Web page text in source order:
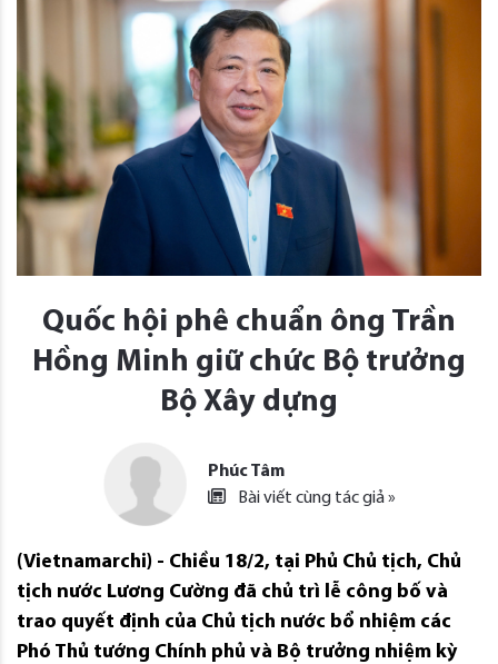
Quốc hội phê chuẩn ông Trần
Hồng Minh giữ chức Bộ trưởng
Bộ Xây dựng
Phúc Tâm
Bài viết cùng tác giả »
(Vietnamarchi) - Chiều 18/2, tại Phủ Chủ tịch, Chủ
tịch nước Lương Cường đã chủ trì lễ công bố và
trao quyết định của Chủ tịch nước bổ nhiệm các
Phó Thủ tướng Chính phủ và Bộ trưởng nhiệm kỳ